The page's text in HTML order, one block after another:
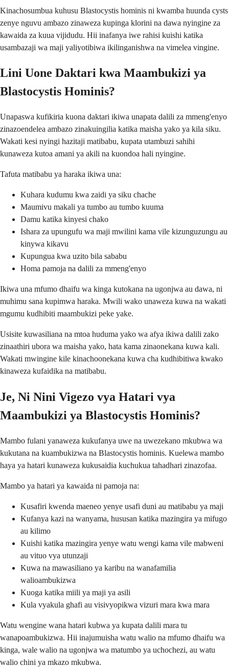
Kinachosumbua kuhusu Blastocystis hominis ni kwamba huunda cysts
zenye nguvu ambazo zinaweza kupinga klorini na dawa nyingine za
kawaida za kuua vijidudu. Hii inafanya iwe rahisi kuishi katika
usambazaji wa maji yaliyotibiwa ikilinganishwa na vimelea vingine.
Lini Uone Daktari kwa Maambukizi ya
Blastocystis Hominis?
Unapaswa kufikiria kuona daktari ikiwa unapata dalili za mmeng'enyo
zinazoendelea ambazo zinakuingilia katika maisha yako ya kila siku.
Wakati kesi nyingi hazitaji matibabu, kupata utambuzi sahihi
kunaweza kutoa amani ya akili na kuondoa hali nyingine.
Tafuta matibabu ya haraka ikiwa una:
Kuhara kudumu kwa zaidi ya siku chache
Maumivu makali ya tumbo au tumbo kuuma
Damu katika kinyesi chako
Ishara za upungufu wa maji mwilini kama vile kizunguzungu au
kinywa kikavu
Kupungua kwa uzito bila sababu
Homa pamoja na dalili za mmeng'enyo
Ikiwa una mfumo dhaifu wa kinga kutokana na ugonjwa au dawa, ni
muhimu sana kupimwa haraka. Mwili wako unaweza kuwa na wakati
mgumu kudhibiti maambukizi peke yake.
Usisite kuwasiliana na mtoa huduma yako wa afya ikiwa dalili zako
zinaathiri ubora wa maisha yako, hata kama zinaonekana kuwa kali.
Wakati mwingine kile kinachoonekana kuwa cha kudhibitiwa kwako
kinaweza kufaidika na matibabu.
Je, Ni Nini Vigezo vya Hatari vya
Maambukizi ya Blastocystis Hominis?
Mambo fulani yanaweza kukufanya uwe na uwezekano mkubwa wa
kukutana na kuambukizwa na Blastocystis hominis. Kuelewa mambo
haya ya hatari kunaweza kukusaidia kuchukua tahadhari zinazofaa.
Mambo ya hatari ya kawaida ni pamoja na:
Kusafiri kwenda maeneo yenye usafi duni au matibabu ya maji
Kufanya kazi na wanyama, hususan katika mazingira ya mifugo
au kilimo
Kuishi katika mazingira yenye watu wengi kama vile mabweni
au vituo vya utunzaji
Kuwa na mawasiliano ya karibu na wanafamilia
walioambukizwa
Kuoga katika miili ya maji ya asili
Kula vyakula ghafi au visivyopikwa vizuri mara kwa mara
Watu wengine wana hatari kubwa ya kupata dalili mara tu
wanapoambukizwa. Hii inajumuisha watu walio na mfumo dhaifu wa
kinga, wale walio na ugonjwa wa matumbo ya uchochezi, au watu
walio chini ya mkazo mkubwa.